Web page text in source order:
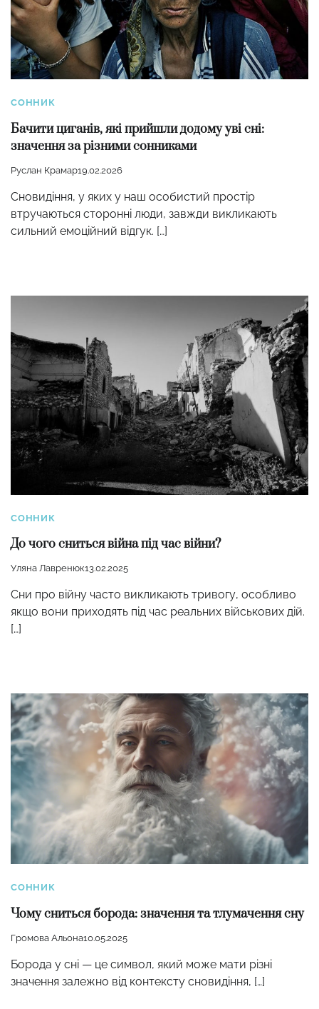
СОННИК
Бачити циганів, які прийшли додому уві сні:
значення за різними сонниками
Руслан Крамар19.02.2026
Сновидіння, у яких у наш особистий простір
втручаються сторонні люди, завжди викликають
сильний емоційний відгук. […]
СОННИК
До чого сниться війна під час війни?
Уляна Лавренюк13.02.2025
Сни про війну часто викликають тривогу, особливо
якщо вони приходять під час реальних військових дій.
[…]
СОННИК
Чому сниться борода: значення та тлумачення сну
Громова Альона10.05.2025
Борода у сні — це символ, який може мати різні
значення залежно від контексту сновидіння, […]